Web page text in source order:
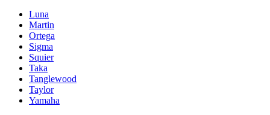
Luna
Martin
Ortega
Sigma
Squier
Taka
Tanglewood
Taylor
Yamaha